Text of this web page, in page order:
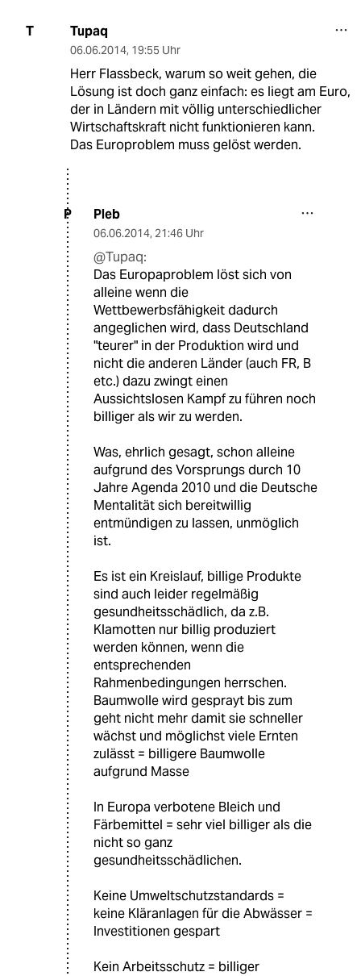
T Tupaq
06.06.2014, 19:55 Uhr
Herr Flassbeck, warum so weit gehen, die
Lösung ist doch ganz einfach: es liegt am Euro,
der in Ländern mit völlig unterschiedlicher
Wirtschaftskraft nicht funktionieren kann.
Das Europroblem muss gelöst werden.
P Pleb
06.06.2014, 21:46 Uhr
@Tupaq:
Das Europaproblem löst sich von
alleine wenn die
Wettbewerbsfähigkeit dadurch
angeglichen wird, dass Deutschland
"teurer" in der Produktion wird und
nicht die anderen Länder (auch FR, B
etc.) dazu zwingt einen
Aussichtslosen Kampf zu führen noch
billiger als wir zu werden.
Was, ehrlich gesagt, schon alleine
aufgrund des Vorsprungs durch 10
Jahre Agenda 2010 und die Deutsche
Mentalität sich bereitwillig
entmündigen zu lassen, unmöglich
ist.
Es ist ein Kreislauf, billige Produkte
sind auch leider regelmäßig
gesundheitsschädlich, da z.B.
Klamotten nur billig produziert
werden können, wenn die
entsprechenden
Rahmenbedingungen herrschen.
Baumwolle wird gesprayt bis zum
geht nicht mehr damit sie schneller
wächst und möglichst viele Ernten
zulässt = billigere Baumwolle
aufgrund Masse
In Europa verbotene Bleich und
Färbemittel = sehr viel billiger als die
nicht so ganz
gesundheitsschädlichen.
Keine Umweltschutzstandards =
keine Kläranlagen für die Abwässer =
Investitionen gespart
Kein Arbeitsschutz = billiger